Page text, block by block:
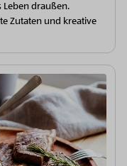
Leben draußen.
Zutaten und kreative